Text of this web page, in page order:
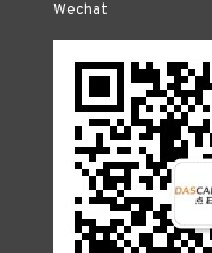
Wechat